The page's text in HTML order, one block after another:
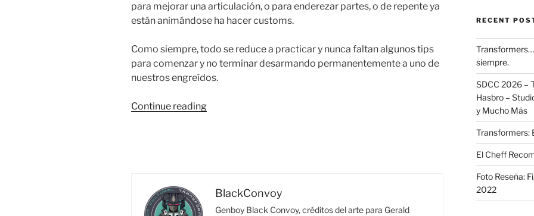
para mejorar una articulación, o para enderezar partes, o de repente ya
están animándose ha hacer customs.
Como siempre, todo se reduce a practicar y nunca faltan algunos tips
para comenzar y no terminar desarmando permanentemente a uno de
nuestros engreídos.
Continue reading“Hecho
BlackConvoy
Genboy Black Convoy, créditos del arte para Gerald
RECENT
siempre.
SDCC 2026 –
Hasbro –
y Mucho Más
Transformers:
El Cheff
Foto Reseña:
2022